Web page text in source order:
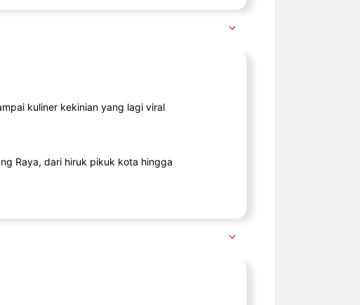
kuliner kekinian yang lagi viral
Raya, dari hiruk pikuk kota hingga